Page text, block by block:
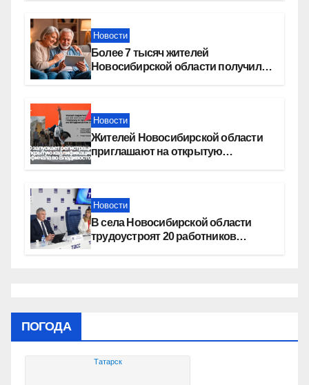
Новости
Более 7 тысяч жителей
Новосибирской области получили
Новости
Жителей Новосибирской области
приглашают на открытую
Новости
В села Новосибирской области
трудоустроят 20 работников
ПОГОДА
Татарск